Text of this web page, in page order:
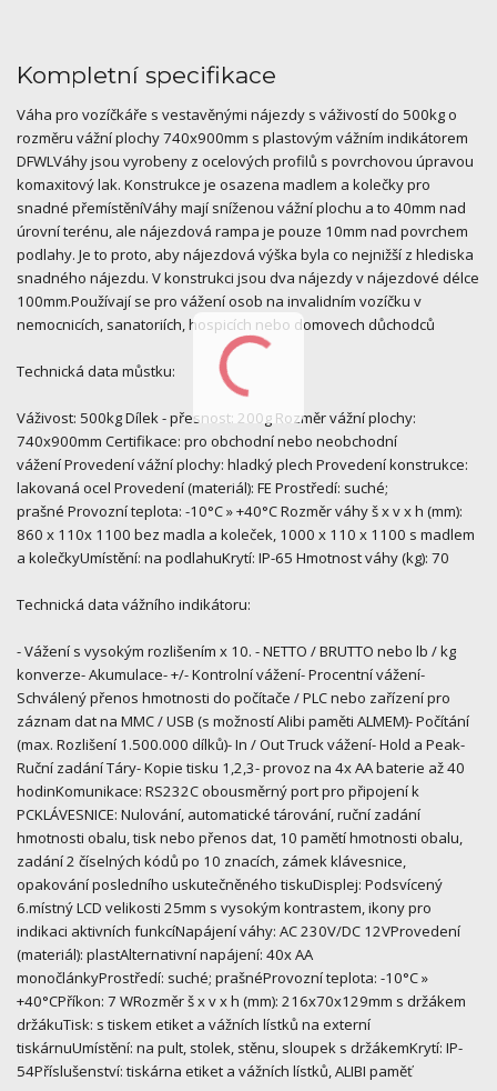
Kompletní specifikace
Váha pro vozíčkáře s vestavěnými nájezdy s váživostí do 500kg o
rozměru vážní plochy 740x900mm s plastovým vážním indikátorem
DFWLVáhy jsou vyrobeny z ocelových profilů s povrchovou úpravou
komaxitový lak. Konstrukce je osazena madlem a kolečky pro
snadné přemístěníVáhy mají sníženou vážní plochu a to 40mm nad
úrovní terénu, ale nájezdová rampa je pouze 10mm nad povrchem
podlahy. Je to proto, aby nájezdová výška byla co nejnižší z hlediska
snadného nájezdu. V konstrukci jsou dva nájezdy v nájezdové délce
100mm.Používají se pro vážení osob na invalidním vozíčku v
nemocnicích, sanatoriích, hospicích nebo domovech důchodců
Technická data můstku:
Váživost: 500kg Dílek - přesnost: 200g Rozměr vážní plochy:
740x900mm Certifikace: pro obchodní nebo neobchodní
vážení Provedení vážní plochy: hladký plech Provedení konstrukce:
lakovaná ocel Provedení (materiál): FE Prostředí: suché;
prašné Provozní teplota: -10°C » +40°C Rozměr váhy š x v x h (mm):
860 x 110x 1100 bez madla a koleček, 1000 x 110 x 1100 s madlem
a kolečkyUmístění: na podlahuKrytí: IP-65 Hmotnost váhy (kg): 70
Technická data vážního indikátoru:
- Vážení s vysokým rozlišením x 10. - NETTO / BRUTTO nebo lb / kg
konverze- Akumulace- +/- Kontrolní vážení- Procentní vážení-
Schválený přenos hmotnosti do počítače / PLC nebo zařízení pro
záznam dat na MMC / USB (s možností Alibi paměti ALMEM)- Počítání
(max. Rozlišení 1.500.000 dílků)- In / Out Truck vážení- Hold a Peak-
Ruční zadání Táry- Kopie tisku 1,2,3- provoz na 4x AA baterie až 40
hodinKomunikace: RS232C obousměrný port pro připojení k
PCKLÁVESNICE: Nulování, automatické tárování, ruční zadání
hmotnosti obalu, tisk nebo přenos dat, 10 pamětí hmotnosti obalu,
zadání 2 číselných kódů po 10 znacích, zámek klávesnice,
opakování posledního uskutečněného tiskuDisplej: Podsvícený
6.místný LCD velikosti 25mm s vysokým kontrastem, ikony pro
indikaci aktivních funkcíNapájení váhy: AC 230V/DC 12VProvedení
(materiál): plastAlternativní napájení: 40x AA
monočlánkyProstředí: suché; prašnéProvozní teplota: -10°C »
+40°CPříkon: 7 WRozměr š x v x h (mm): 216x70x129mm s držákem
držákuTisk: s tiskem etiket a vážních lístků na externí
tiskárnuUmístění: na pult, stolek, stěnu, sloupek s držákemKrytí: IP-
54Příslušenství: tiskárna etiket a vážních lístků, ALIBI paměť